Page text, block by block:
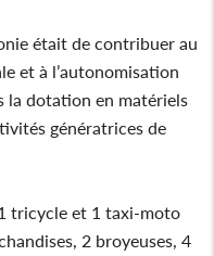
était de contribuer au
et à l’autonomisation
la dotation en matériels
génératrices de
tricycle et 1 taxi-moto
2 broyeuses, 4